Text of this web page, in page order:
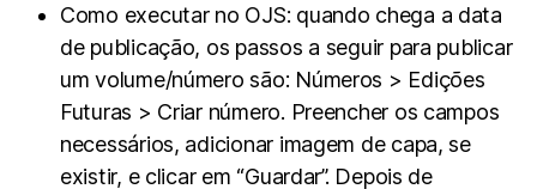
Como executar no OJS: quando chega a data
de publicação, os passos a seguir para publicar
um volume/número são: Números > Edições
Futuras > Criar número. Preencher os campos
necessários, adicionar imagem de capa, se
existir, e clicar em “Guardar”. Depois de